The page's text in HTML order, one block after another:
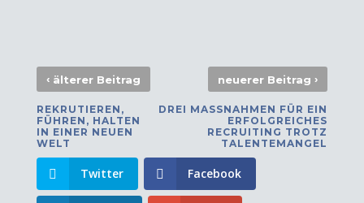
‹älterer Beitrag
REKRUTIEREN,
FÜHREN, HALTEN
IN EINER NEUEN
WELT
neuerer Beitrag›
DREI MASSNAHMEN FÜR EIN E
RFOLGREICHES R
ECRUITING TROTZ T
ALENTEMANGEL
Twitter Facebook